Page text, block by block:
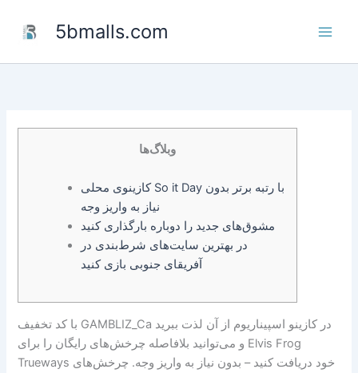
5bmalls.com
وبلاگ‌ها
کازینوی محلی So it Day با رتبه برتر بدون
نیاز به واریز وجه
مشوق‌های جدید را دوباره بارگذاری کنید
در بهترین سایت‌های شرط‌بندی در
آفریقای جنوبی بازی کنید
با کد تخفیف GAMBLIZ_Ca در کازینو اسپیناریوم از آن لذت ببرید
و می‌توانید بلافاصله چرخش‌های رایگان را برای Elvis Frog
Trueways خود دریافت کنید – بدون نیاز به واریز وجه. چرخش‌های